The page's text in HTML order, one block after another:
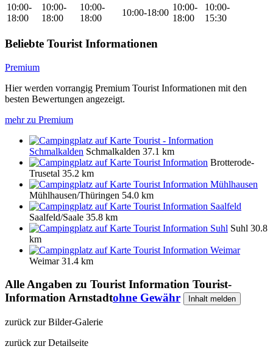
10:00-
18:00
10:00-
18:00
10:00-
18:00
10:00-18:00
10:00-
18:00
10:00-
15:30
Beliebte Tourist Informationen
Premium
Hier werden vorrangig Premium Tourist Informationen mit den
besten Bewertungen angezeigt.
mehr zu Premium
Tourist - Information
Schmalkalden Schmalkalden 37.1 km
Tourist Information Brotterode-
Trusetal 35.2 km
Tourist Information Mühlhausen
Mühlhausen/Thüringen 54.0 km
Tourist Information Saalfeld
Saalfeld/Saale 35.8 km
Tourist Information Suhl Suhl 30.8
km
Tourist Information Weimar
Weimar 31.4 km
Alle Angaben zu Tourist Information Tourist-
Information Arnstadtohne Gewähr Inhalt melden
zurück zur Bilder-Galerie
zurück zur Detailseite